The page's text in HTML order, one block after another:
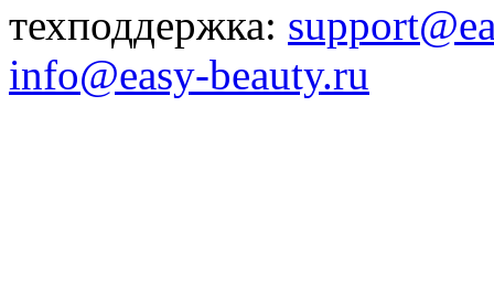
техподдержка:
info@easy-beauty.ru